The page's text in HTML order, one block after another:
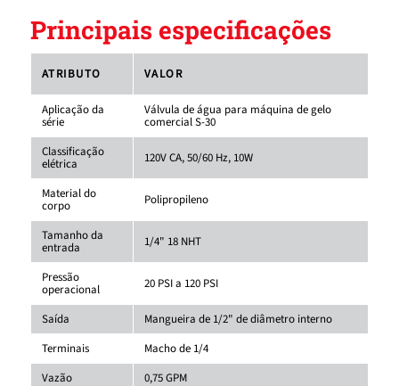
Principais especificações
ATRIBUTO VALOR
Aplicação da
série
Válvula de água para máquina de gelo
comercial S-30
Classificação
elétrica 120V CA, 50/60 Hz, 10W
Material do
corpo Polipropileno
Tamanho da
entrada 1/4" 18 NHT
Pressão
operacional 20 PSI a 120 PSI
Saída
Mangueira de 1/2" de diâmetro interno
Terminais
Macho de 1/4
Vazão
0,75 GPM